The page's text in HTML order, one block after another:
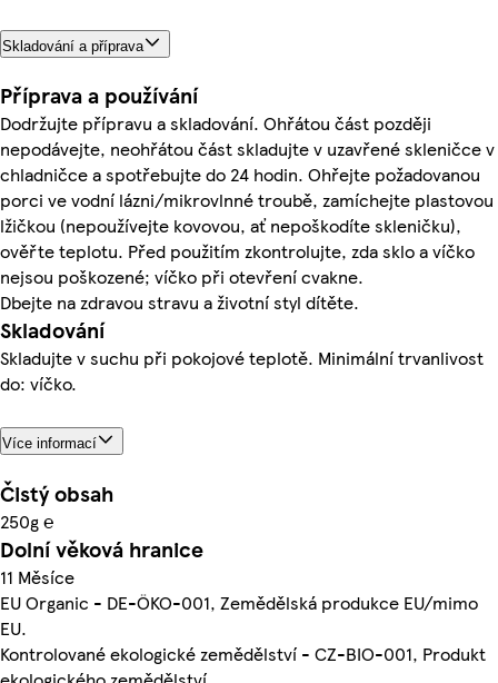
Skladování a příprava
Příprava a používání
Dodržujte přípravu a skladování. Ohřátou část později
nepodávejte, neohřátou část skladujte v uzavřené skleničce v
chladničce a spotřebujte do 24 hodin. Ohřejte požadovanou
porci ve vodní lázni/mikrovlnné troubě, zamíchejte plastovou
lžičkou (nepoužívejte kovovou, ať nepoškodíte skleničku),
ověřte teplotu. Před použitím zkontrolujte, zda sklo a víčko
nejsou poškozené; víčko při otevření cvakne.
Dbejte na zdravou stravu a životní styl dítěte.
Skladování
Skladujte v suchu při pokojové teplotě. Minimální trvanlivost
do: víčko.
Více informací
Čistý obsah
250g ℮
Dolní věková hranice
11 Měsíce
EU Organic - DE-ÖKO-001, Zemědělská produkce EU/mimo
EU.
Kontrolované ekologické zemědělství - CZ-BIO-001, Produkt